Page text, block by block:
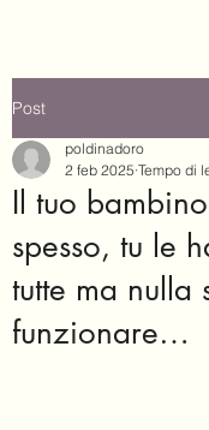
Post
Il tuo
spesso, tu le
tutte ma nulla
funzionare…
poldinadoro
2 feb 2025 Tempo di